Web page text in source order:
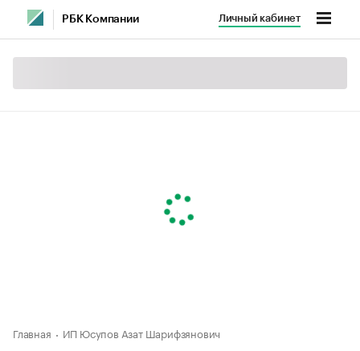
РБК Компании Личный кабинет
Главная ИП Юсупов Азат Шарифзянович